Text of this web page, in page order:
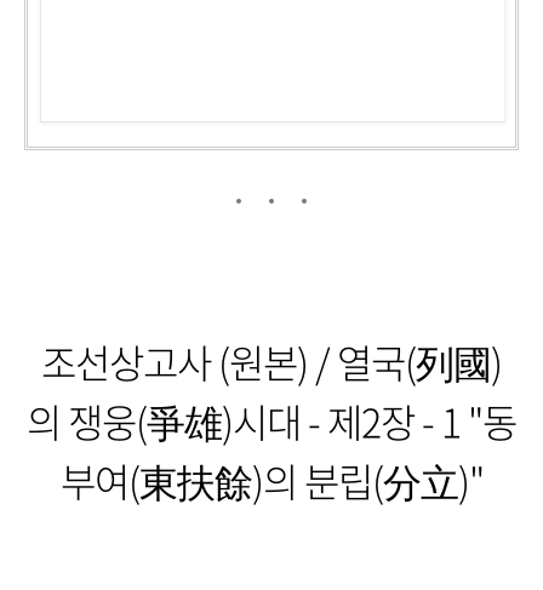
조선상고사 (원본) / 열국(列國)
의 쟁웅(爭雄)시대 - 제2장 - 1 "동
부여(東扶餘)의 분립(分立)"